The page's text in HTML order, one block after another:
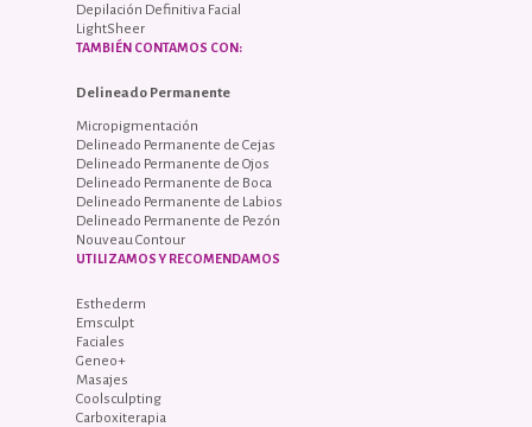
Depilación Definitiva Facial
LightSheer
TAMBIÉN CONTAMOS CON:
Delineado Permanente
Micropigmentación
Delineado Permanente de Cejas
Delineado Permanente de Ojos
Delineado Permanente de Boca
Delineado Permanente de Labios
Delineado Permanente de Pezón
Nouveau Contour
UTILIZAMOS Y RECOMENDAMOS
Esthederm
Emsculpt
Faciales
Geneo+
Masajes
Coolsculpting
Carboxiterapia